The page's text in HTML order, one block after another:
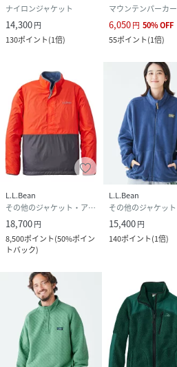
ナイロンジャケット
14,300円
130ポイント(1倍)
マウンテンパーカー
6,050円 50%OFF
55ポイント(1倍)
L.L.Bean
その他のジャケット・アウター
18,700円
8,500ポイント(50%ポイン
トバック)
L.L.Bean
15,400円
140ポイント(1倍)